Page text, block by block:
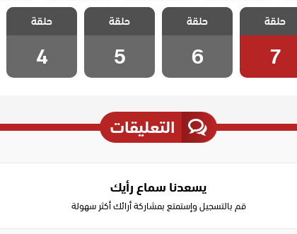
ورود و
ذنوب الحلقة 7
حلقة
7
مسلسل ورود و
ذنوب الحلقة 6
حلقة
6
مسلسل ورود و
ذنوب الحلقة 5
حلقة
5
مسلسل ورود و
ذنوب الحلقة 4
حلقة
4
التعليقات
يسعدنا سماع رأيك
قم بالتسجيل وإستمتع بمشاركة أرائك أكثر سهولة